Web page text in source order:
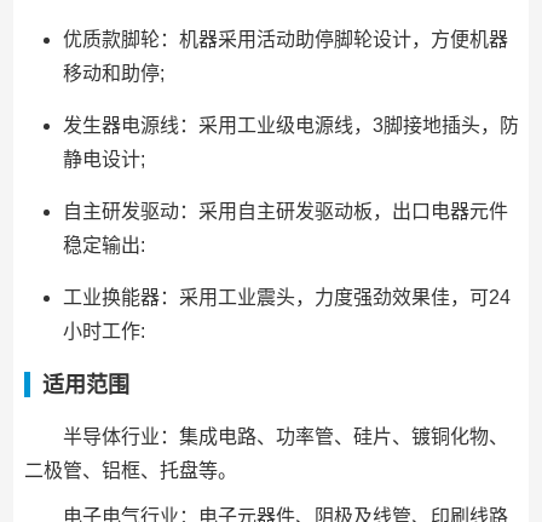
优质款脚轮：机器采用活动助停脚轮设计，方便机器
移动和助停;
发生器电源线：采用工业级电源线，3脚接地插头，防
静电设计;
自主研发驱动：采用自主研发驱动板，出口电器元件
稳定输出:
工业换能器：采用工业震头，力度强劲效果佳，可24
小时工作:
适用范围
半导体行业：集成电路、功率管、硅片、镀铜化物、
二极管、铝框、托盘等。
电子电气行业：电子元器件、阴极及线管、印刷线路